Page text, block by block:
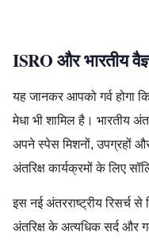
ISRO और भारतीय
यह जानकर आपको गर्व होगा
मेधा भी शामिल है। भारतीय
अपने स्पेस मिशनों, उपग्रहों
अंतरिक्ष कार्यक्रमों के लिए
इस नई अंतरराष्ट्रीय रिसर्च
अंतरिक्ष के अत्यधिक सर्द और